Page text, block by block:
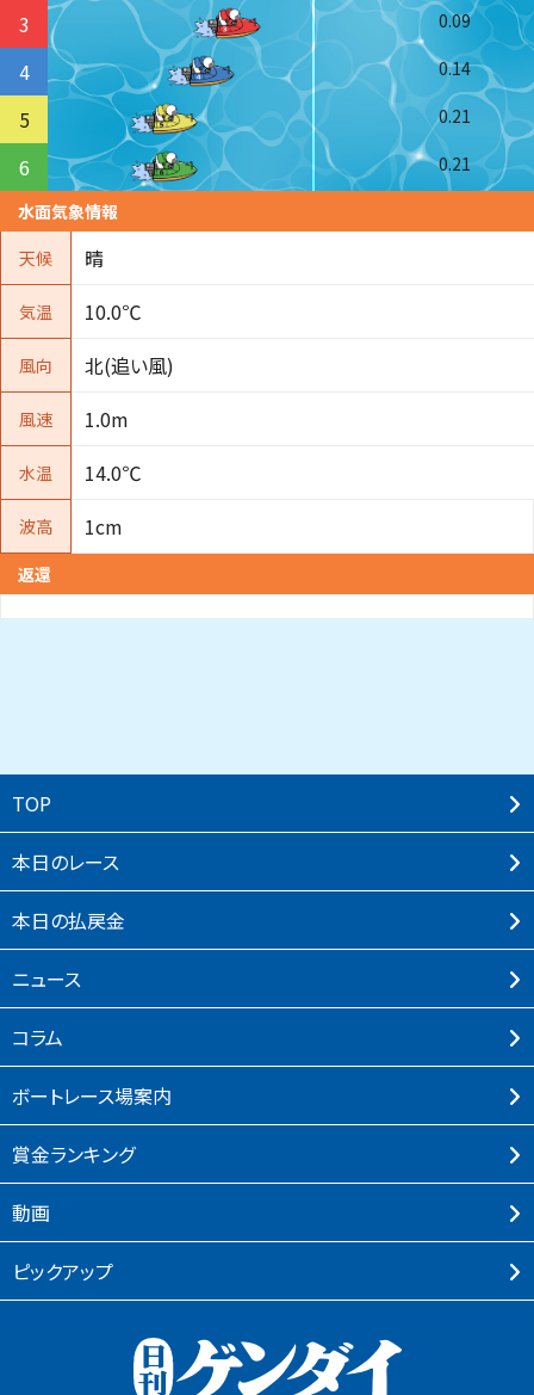
3 0.09
4 0.14
5 0.21
6
0.21
水面気象情報
天候
晴
気温 10.0℃
風向 北(追い風)
風速 1.0m
水温 14.0℃
波高 1cm
返還
TOP
本⽇のレース
本⽇の払戻⾦
ニュース
コラム
ボートレース場案内
賞⾦ランキング
動画
ピックアップ